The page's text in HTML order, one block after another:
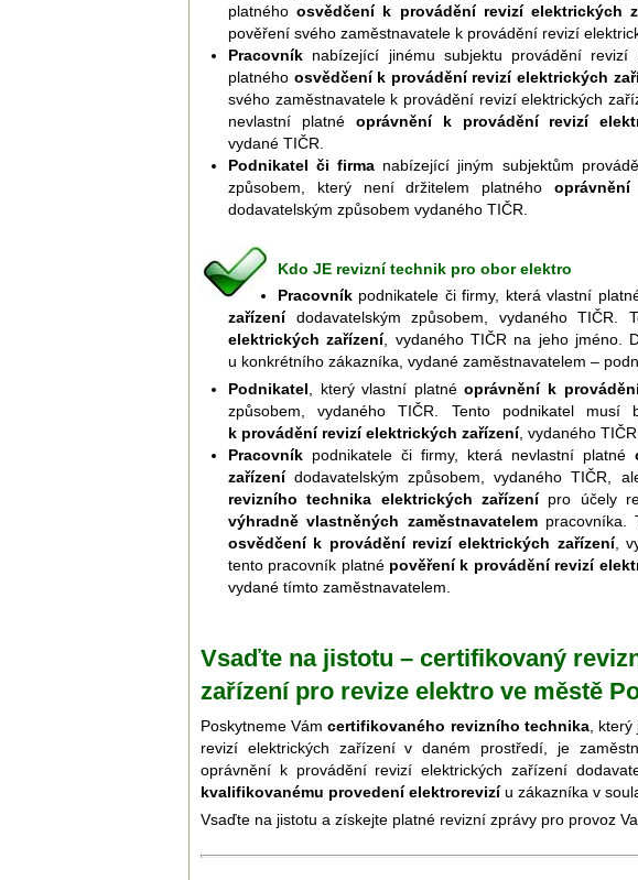
platnéhoosvědčení k provádění revizí elektrických
pověření svého zaměstnavatele k provádění revizí
Pracovník nabízející jinému subjektu provádění
platného osvědčení k provádění revizí elektrických
svého zaměstnavatele k provádění revizí elektrických
nevlastní platné oprávnění k provádění revizí
vydané TIČR.
Podnikatel či firma nabízející jiným subjektům
způsobem, který není držitelem platného
dodavatelským způsobem vydaného TIČR.
Kdo JE revizní technik pro obor elektro
Pracovník podnikatele či firmy, která vlastní
zařízenídodavatelským způsobem, vydaného
elektrických zařízení, vydaného TIČR na jeho jméno.
u konkrétního zákazníka, vydané zaměstnavatelem –
Podnikatel , který vlastní platnéoprávnění k
způsobem, vydaného TIČR. Tento podnikatel musí
k provádění revizí elektrických zařízení, vydaného
Pracovník podnikatele či firmy, která nevlastní platné
zařízenídodavatelským způsobem, vydaného TIČR,
revizního technika elektrických zařízenípro účely
výhradně vlastněných zaměstnavatelempracovníka.
osvědčení k provádění revizí elektrických zařízení,
tento pracovník platné pověření k provádění revizí
vydané tímto zaměstnavatelem.
Vsaďte na jistotu – certifikovaný
zařízení pro revize elektro ve městě
Poskytneme Vámcertifikovaného revizního technika, který
revizí elektrických zařízení v daném prostředí, je
oprávnění k provádění revizí elektrických zařízení
kvalifikovanému provedení elektrorevizíu zákazníka v
Vsaďte na jistotu a získejte platné revizní zprávy pro provoz